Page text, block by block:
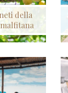
della